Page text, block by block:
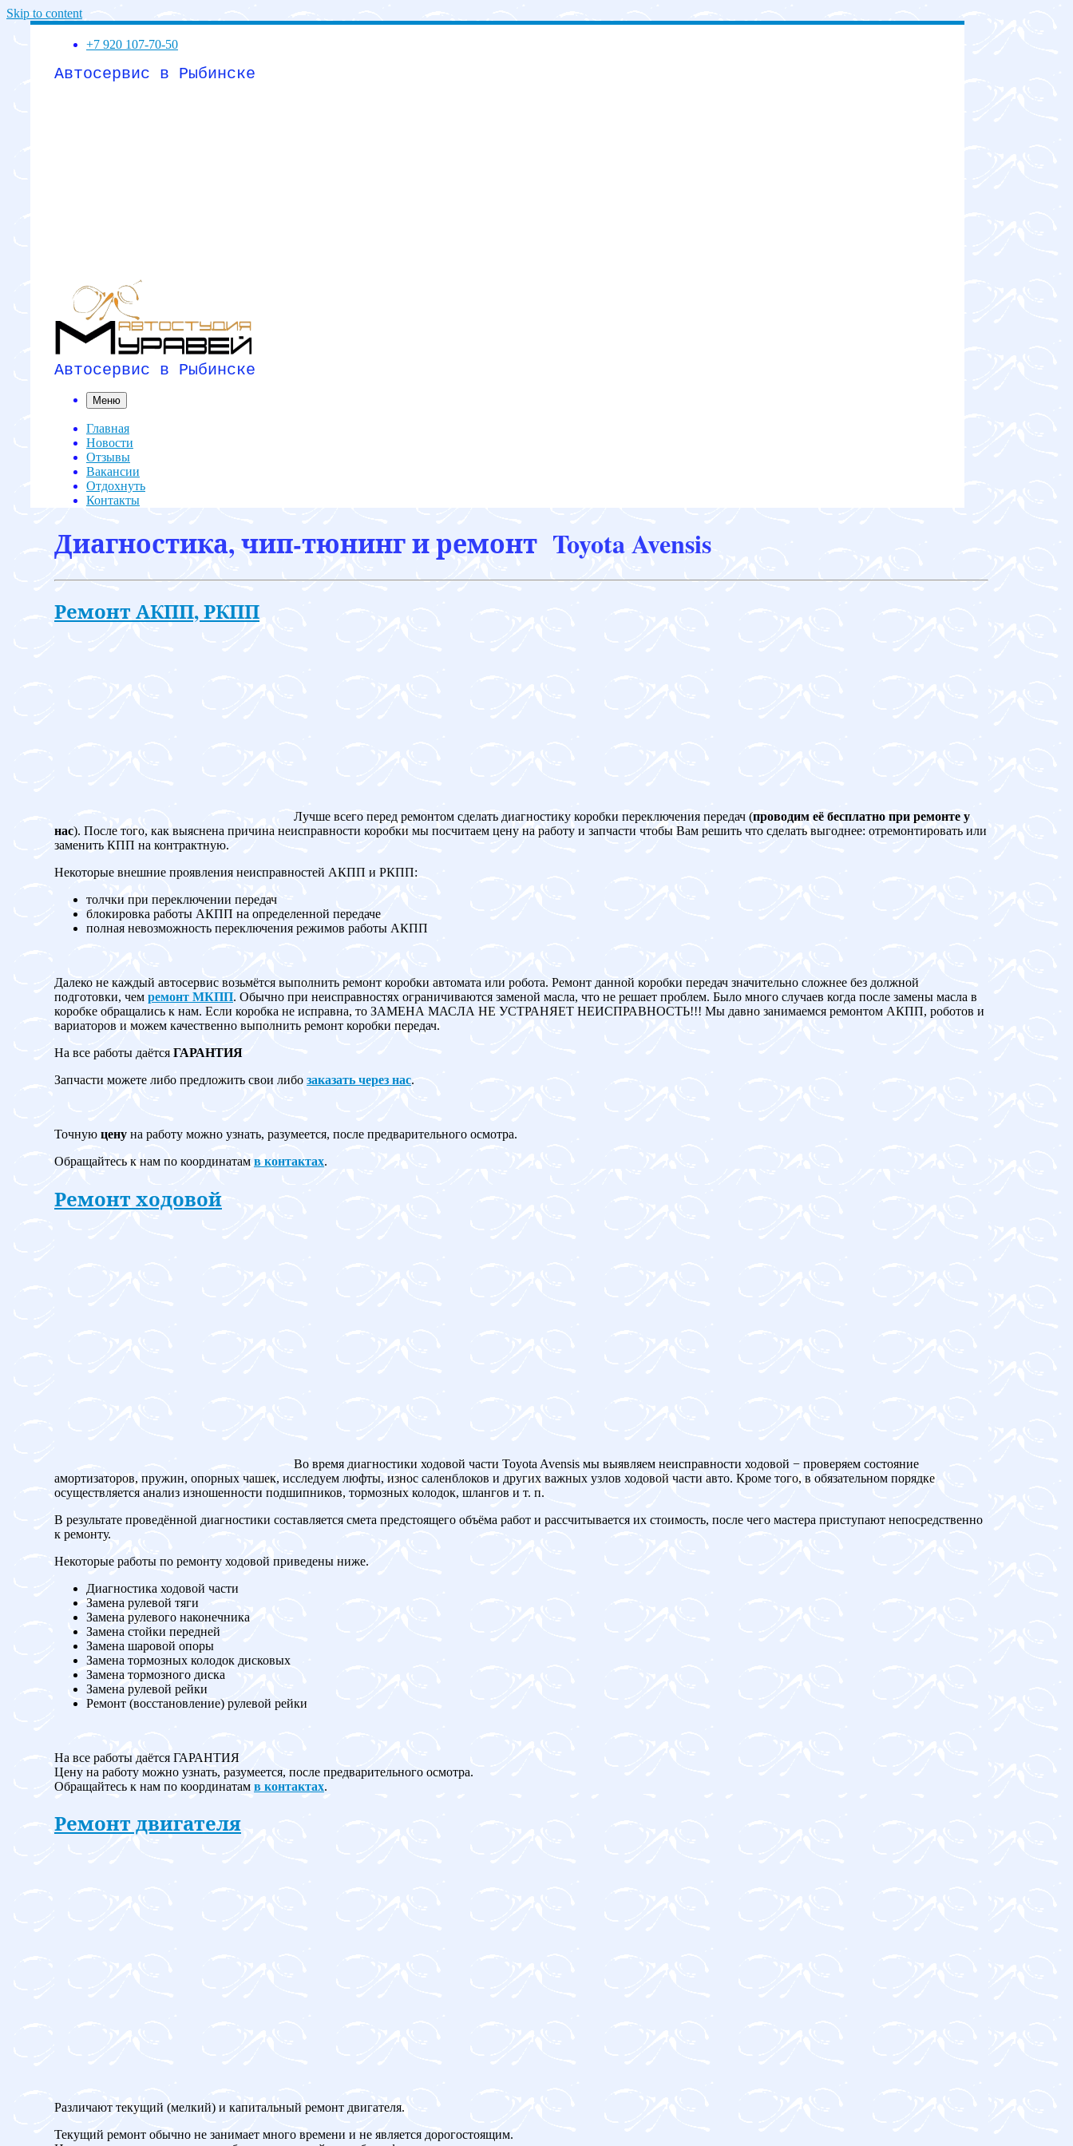
Skip to content
+7 920 107-70-50
Автосервис в Рыбинске
Автосервис в Рыбинске
Меню
Главная
Новости
Отзывы
Вакансии
Отдохнуть
Контакты
Диагностика, чип-тюнинг и ремонт Toyota Avensis
Ремонт АКПП, РКПП
Лучше всего перед ремонтом сделать диагностику коробки переключения передач (проводим её бесплатно при ремонте у
нас). После того, как выяснена причина неисправности коробки мы посчитаем цену на работу и запчасти чтобы Вам решить что сделать выгоднее: отремонтировать или
заменить КПП на контрактную.
Некоторые внешние проявления неисправностей АКПП и РКПП:
толчки при переключении передач
блокировка работы АКПП на определенной передаче
полная невозможность переключения режимов работы АКПП
Далеко не каждый автосервис возьмётся выполнить ремонт коробки автомата или робота. Ремонт данной коробки передач значительно сложнее без должной
подготовки, чем ремонт МКПП. Обычно при неисправностях ограничиваются заменой масла, что не решает проблем. Было много случаев когда после замены масла в
коробке обращались к нам. Если коробка не исправна, то ЗАМЕНА МАСЛА НЕ УСТРАНЯЕТ НЕИСПРАВНОСТЬ!!! Мы давно занимаемся ремонтом АКПП, роботов и
вариаторов и можем качественно выполнить ремонт коробки передач.
На все работы даётся ГАРАНТИЯ
Запчасти можете либо предложить свои либо заказать через нас.
Точную цену на работу можно узнать, разумеется, после предварительного осмотра.
Обращайтесь к нам по координатам в контактах.
Ремонт ходовой
Во время диагностики ходовой части Toyota Avensis мы выявляем неисправности ходовой − проверяем состояние
амортизаторов, пружин, опорных чашек, исследуем люфты, износ саленблоков и других важных узлов ходовой части авто. Кроме того, в обязательном порядке
осуществляется анализ изношенности подшипников, тормозных колодок, шлангов и т. п.
В результате проведённой диагностики составляется смета предстоящего объёма работ и рассчитывается их стоимость, после чего мастера приступают непосредственно
к ремонту.
Некоторые работы по ремонту ходовой приведены ниже.
Диагностика ходовой части
Замена рулевой тяги
Замена рулевого наконечника
Замена стойки передней
Замена шаровой опоры
Замена тормозных колодок дисковых
Замена тормозного диска
Замена рулевой рейки
Ремонт (восстановление) рулевой рейки
На все работы даётся ГАРАНТИЯ
Цену на работу можно узнать, разумеется, после предварительного осмотра.
Обращайтесь к нам по координатам в контактах.
Ремонт двигателя
Различают текущий (мелкий) и капитальный ремонт двигателя.
Текущий ремонт обычно не занимает много времени и не является дорогостоящим.